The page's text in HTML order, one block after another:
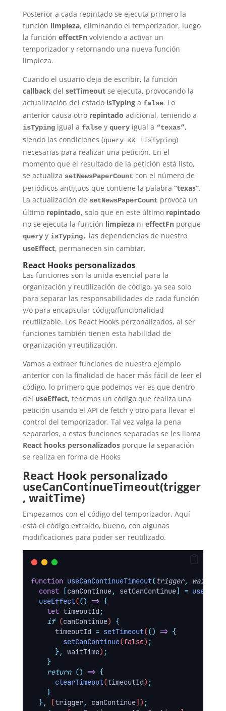
Posterior a cada repintado se ejecuta primero la
función limpieza, eliminando el temporizador, luego
la función effectFnvolviendo a activar un
temporizador y retornando una nueva función
limpieza.
Cuando el usuario deja de escribir, la función
callbackdel setTimeoutse ejecuta, provocando la
actualización del estado isTypinga false. Lo
anterior causa otro repintado adicional, teniendo a
isTypingigual a false y queryigual a “texas”,
siendo las condiciones (query && !isTyping)
necesarias para realizar una petición. En el
momento que el resultado de la petición está listo,
se actualiza setNewsPaperCount con el número de
periódicos antiguos que contiene la palabra “texas”.
La actualización de setNewsPaperCount provoca un
último repintado, solo que en este último repintado
no se ejecuta la función limpiezani effectFnporque
queryy isTyping, las dependencias de nuestro
useEffect, permanecen sin cambiar.
React Hooks personalizados
Las funciones son la unida esencial para la
organización y reutilización de código, ya sea solo
para separar las responsabilidades de cada función
y/o para encapsular código/funcionalidad
reutilizable. Los React Hooks perzonalizados, al ser
funciones también tienen esta habilidad de
organización y reutilización.
Vamos a extraer funciones de nuestro ejemplo
anterior con la finalidad de hacer más fácil de leer el
código, lo primero que podemos ver es que dentro
del useEffect, tenemos un código que realiza una
petición usando el API de fetch y otro para llevar el
control del temporizador. Tal vez valga la pena
separarlos, a estas funciones separadas se les llama
React hooks personalizadosporque la separación
se realiza en forma de Hooks
React Hook personalizado
useCanContinueTimeout(trigger
, waitTime)
Empezamos con el código del temporizador. Aquí
está el código extraído, bueno, con algunas
modificaciones para poder ser reutilizado.
function useCanContinueTimeout(trigger, waitTime
const
[canContinue, setCanContinue] = useState
useEffect(() => {
let timeoutId ;
if (canContinue) {
timeoutId = setTimeout(() => {
setCanContinue(false) ;
},
waitTime) ;
}
return () => {
clearTimeout(timeoutId) ;
}
},
[trigger, canContinue]) ;